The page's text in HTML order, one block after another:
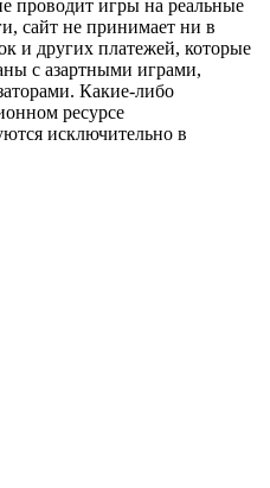
проводит игры на реальные
сайт не принимает ни в
и других платежей, которые
с азартными играми,
Какие-либо
ресурсе
исключительно в